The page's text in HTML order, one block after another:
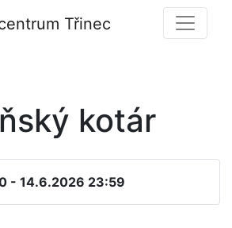
kotár
- 14.6.2026 23:59